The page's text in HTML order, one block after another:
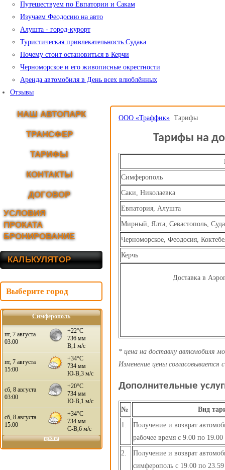
Путешествуем по Евпатории и Сакам
Изучаем Феодосию на авто
Алушта - город-курорт
Туристическая привлекательность Судака
Почему стоит остановиться в Керчи
Черноморское и его живописные окрестности
Аренда автомобиля в День всех влюблённых
Отзывы
НАШ АВТОПАРК
ТРАНСФЕР
ТАРИФЫ
КОНТАКТЫ
ДОГОВОР
УСЛОВИЯ
ПРОКАТА
БРОНИРОВАНИЕ
КАЛЬКУЛЯТОР
Выберите город
Симферополь
ООО «Траффик» Тарифы
Тарифы на
Симферополь
Саки, Николаевка
Евпатория, Алушта
Мирный, Ялта, Севастополь,
Черноморское, Феодосия,
Керчь
Доставка в
* цена на доставку автомобиля
Изменение цены согласовывается
Дополнительные
№ Вид
1.
Получение и возврат
рабочее время с 9.00 по 19.00
2.
Получение и возврат
симферополь с 19.00 по 23.59